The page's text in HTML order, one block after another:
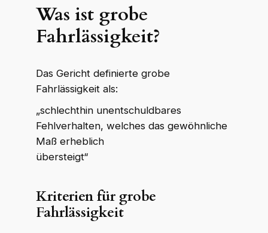
K R WKR Rechtsanwälte
Online · echte Anwälte, kein Callcenter
Was ist grobe
Fahrlässigkeit?
Das Gericht definierte grobe
Fahrlässigkeit als:
„schlechthin unentschuldbares
Fehlverhalten, welches das gewöhnliche
Maß erheblich
übersteigt“
Kriterien für grobe
Fahrlässigkeit